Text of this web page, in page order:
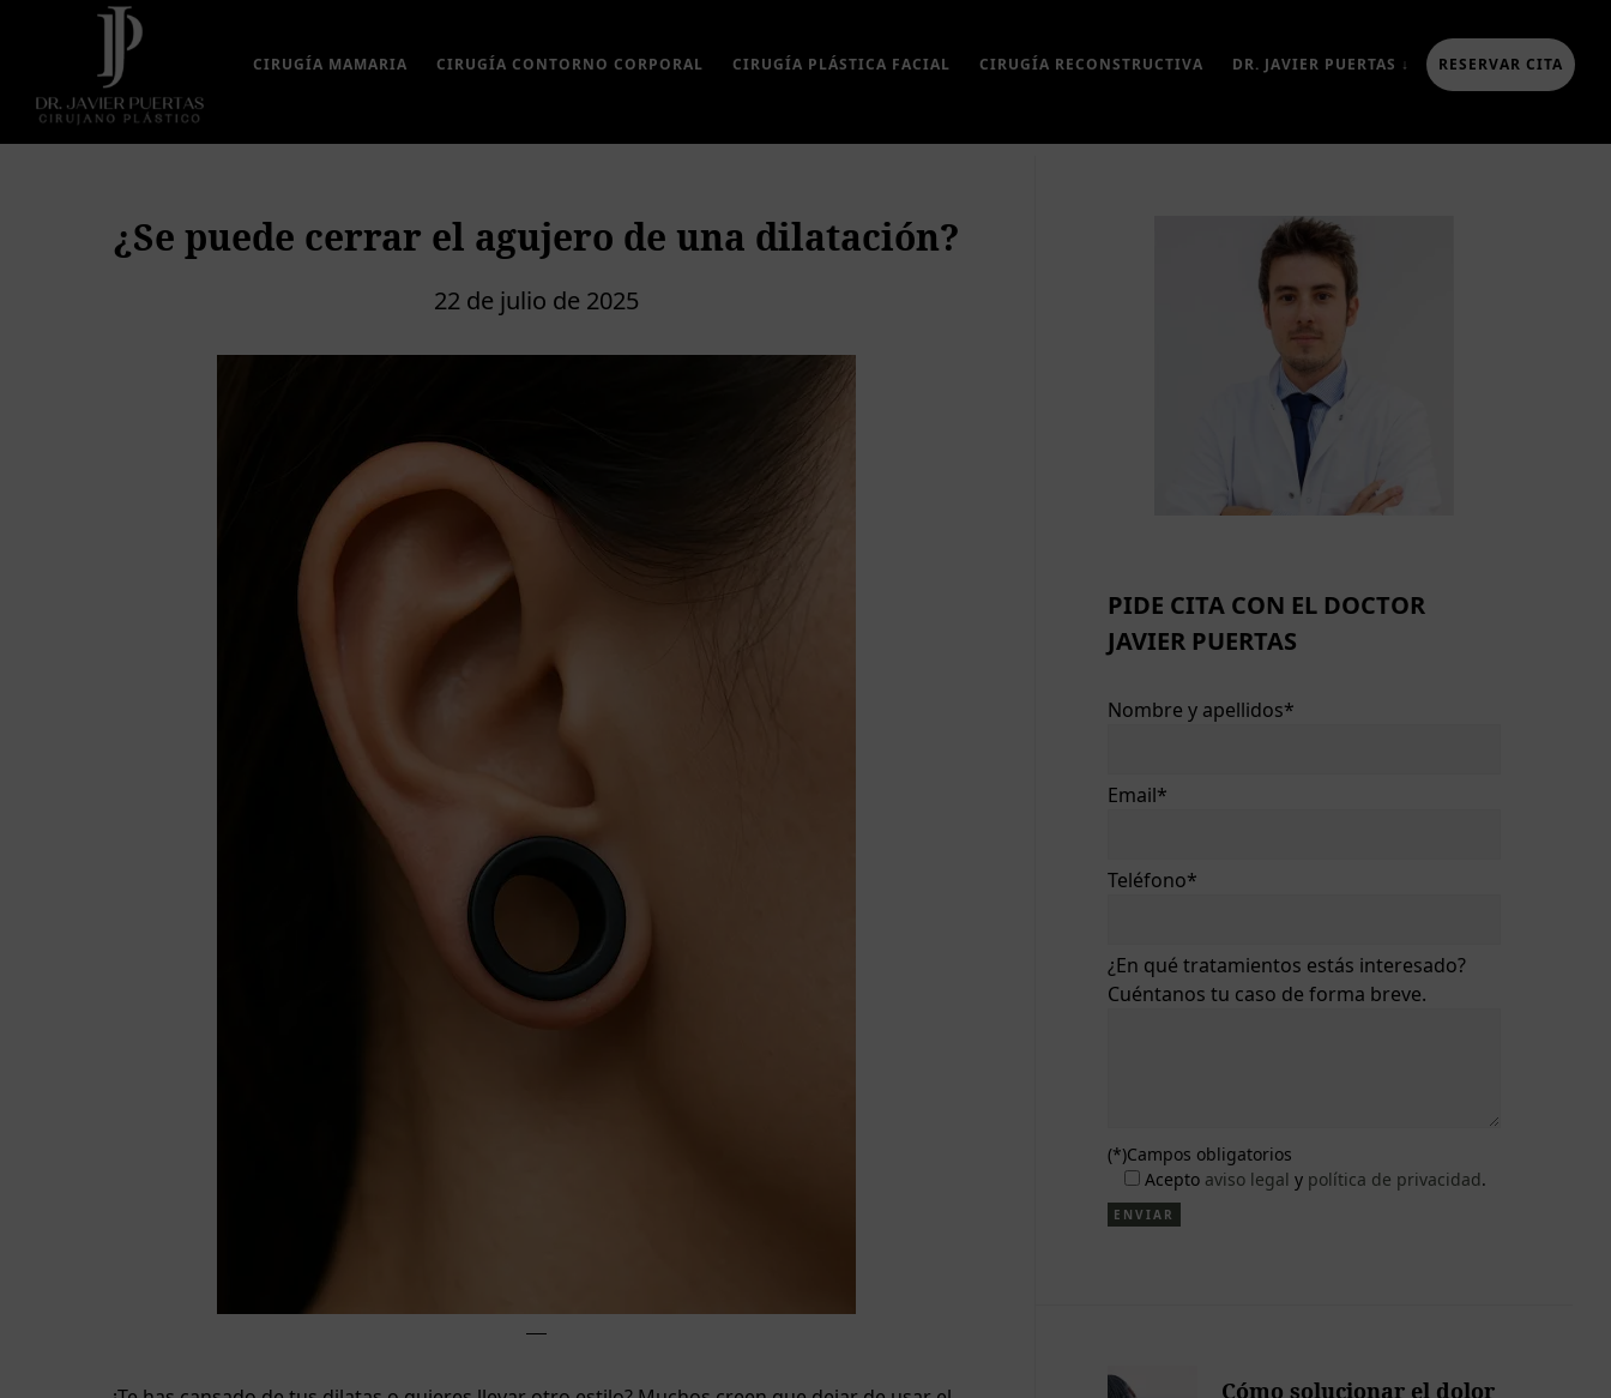
principal
barra
lateral
página
CIRUGÍA MAMARIA CIRUGÍA CONTORNO CORPORAL CIRUGÍA PLÁSTICA FACIAL CIRUGÍA RECONSTRUCTIVA DR. JAVIER PUERTAS ↓ RESERVAR CITA
¿Se puede cerrar el agujero de una dilatación?
22 de julio de 2025
PIDE CITA CON EL DOCTOR
JAVIER PUERTAS
Nombre y apellidos*
Email*
Teléfono*
¿En qué tratamientos estás interesado?
Cuéntanos tu caso de forma breve.
(*)Campos obligatorios
Acepto aviso legal y política de privacidad.
Cómo solucionar el dolor